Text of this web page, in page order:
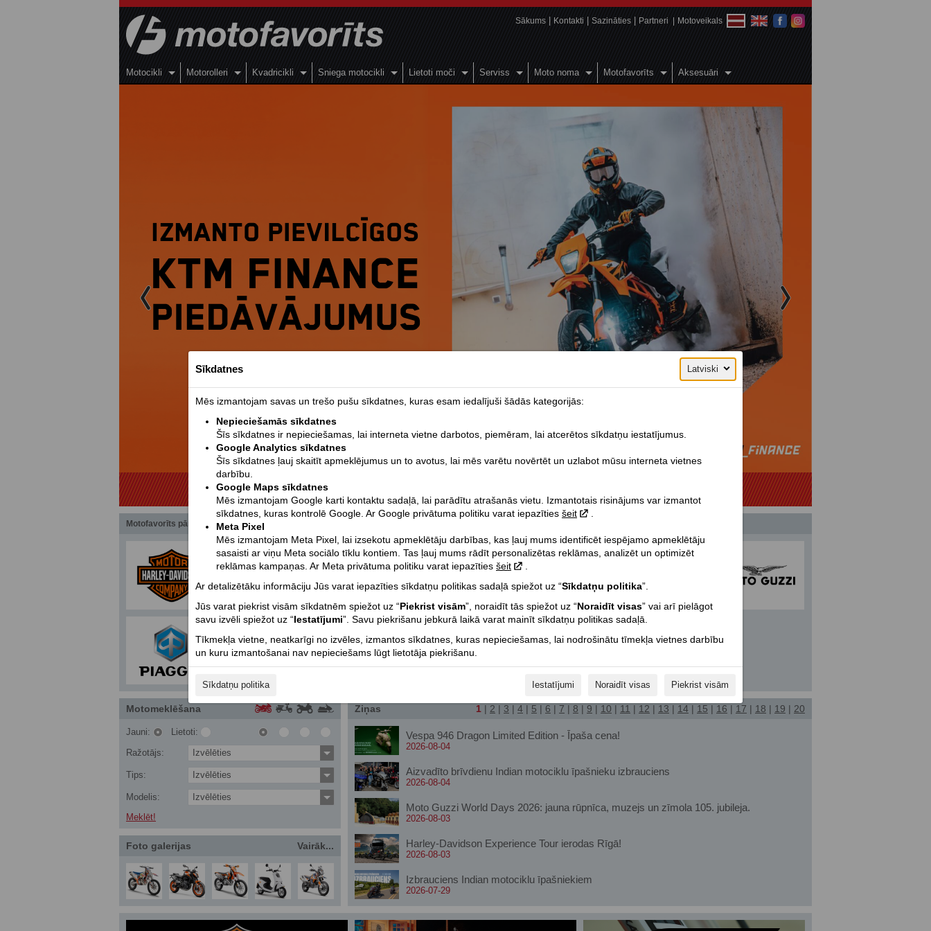
Motoveikals
Sākums Kontakti Sazināties Partneri
Motocikli Motorolleri Kvadricikli Sniega motocikli Lietoti moči Serviss Moto noma Motofavorīts Aksesuāri
Motofavorīts pārstāvētie zīmoli
Motomeklēšana
Jauni:
Lietoti:
Ražotājs:
Izvēlēties
Tips: Izvēlēties
Modelis:
Izvēlēties
Meklēt!
Foto galerijas Vairāk...
Ziņas 1 | 2 | 3 | 4 | 5 | 6 | 7 | 8 | 9 | 10 | 11 | 12 | 13 | 14 | 15 | 16 | 17 | 18 | 19 | 20
Vespa 946 Dragon Limited Edition - Īpaša cena!
2026-08-04
Aizvadīto brīvdienu Indian motociklu īpašnieku izbrauciens
2026-08-04
Moto Guzzi World Days 2026: jauna rūpnīca, muzejs un zīmola 105. jubileja.
2026-08-03
Harley-Davidson Experience Tour ierodas Rīgā!
2026-08-03
Izbrauciens Indian motociklu īpašniekiem
2026-07-29
Sīkdatnes Latviski
Mēs izmantojam savas un trešo pušu sīkdatnes, kuras esam iedalījuši šādās kategorijās:
Nepieciešamās sīkdatnes
Šīs sīkdatnes ir nepieciešamas, lai interneta vietne darbotos, piemēram, lai atcerētos sīkdatņu iestatījumus.
Google Analytics sīkdatnes
Šīs sīkdatnes ļauj skaitīt apmeklējumus un to avotus, lai mēs varētu novērtēt un uzlabot mūsu interneta vietnes
darbību.
Google Maps sīkdatnes
Mēs izmantojam Google karti kontaktu sadaļā, lai parādītu atrašanās vietu. Izmantotais risinājums var izmantot
sīkdatnes, kuras kontrolē Google. Ar Google privātuma politiku varat iepazīties šeit
Meta Pixel
Mēs izmantojam Meta Pixel, lai izsekotu apmeklētāju darbības, kas ļauj mums identificēt iespējamo apmeklētāju
sasaisti ar viņu Meta sociālo tīklu kontiem. Tas ļauj mums rādīt personalizētas reklāmas, analizēt un optimizēt
reklāmas kampaņas. Ar Meta privātuma politiku varat iepazīties šeit
Ar detalizētāku informāciju Jūs varat iepazīties sīkdatņu politikas sadaļā spiežot uz “Sīkdatņu politika”.
Jūs varat piekrist visām sīkdatnēm spiežot uz “Piekrist visām”, noraidīt tās spiežot uz “Noraidīt visas” vai arī pielāgot
savu izvēli spiežot uz “Iestatījumi”. Savu piekrišanu jebkurā laikā varat mainīt sīkdatņu politikas sadaļā.
Tīkmekļa vietne, neatkarīgi no izvēles, izmantos sīkdatnes, kuras nepieciešamas, lai nodrošinātu tīmekļa vietnes darbību
un kuru izmantošanai nav nepieciešams lūgt lietotāja piekrišanu.
Piekrist visām
Noraidīt visas
Iestatījumi
Sīkdatņu politika